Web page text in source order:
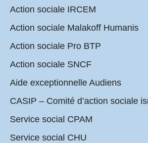
Action sociale IRCEM
Action sociale Malakoff Humanis
Action sociale Pro BTP
Action sociale SNCF
Aide exceptionnelle Audiens
CASIP – Comité d’action sociale
Service social CPAM
Service social CHU